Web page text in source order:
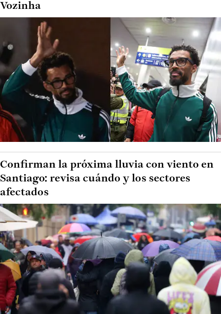
Vozinha
Confirman la próxima lluvia con viento en
Santiago: revisa cuándo y los sectores
afectados